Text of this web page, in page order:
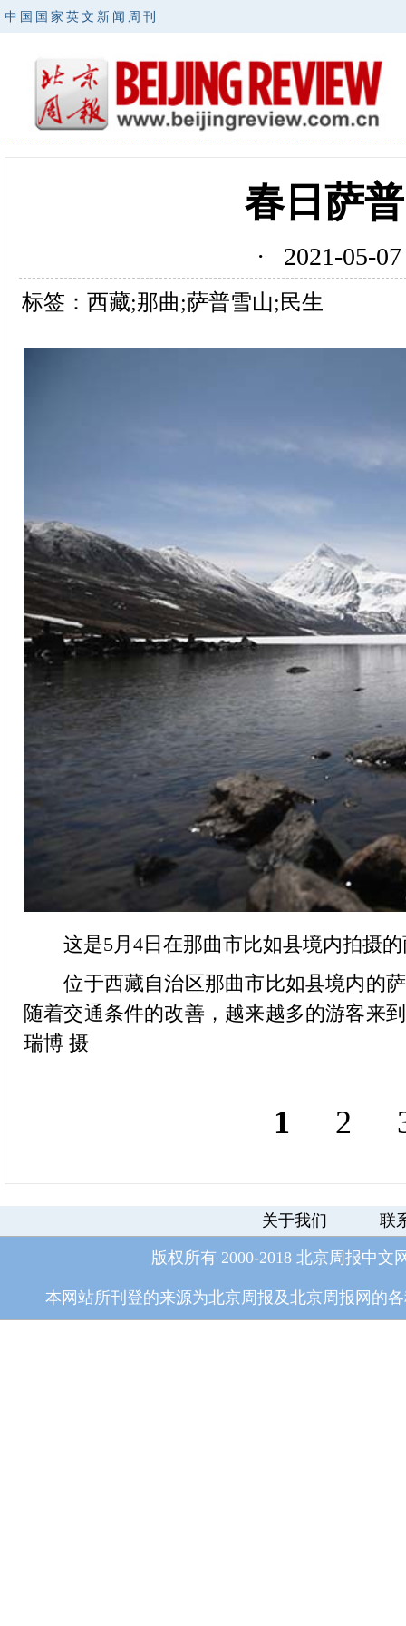
中国国家英文新闻周刊
春日萨
· 2021-05-
标签：西藏;那曲;萨普雪山;民生
这是5月4日在那曲市比如县境内拍摄的
位于西藏自治区那曲市比如县境内的萨
随着交通条件的改善，越来越多的游客
瑞博 摄
1 2
关于我们 联
版权所有 2000-2018 北京周报中文
本网站所刊登的来源为北京周报及北京周报网的